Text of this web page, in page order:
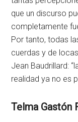
que un discurso
completamente
Por tanto, todas
cuerdas y de
Jean Baudrillard:
realidad ya no es
Telma Gastón